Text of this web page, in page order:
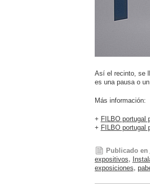
Así el recinto, se
es una pausa o
Más información:
+ FILBO portugal
+ FILBO portugal
Publicado en
expositivos,
exposiciones,